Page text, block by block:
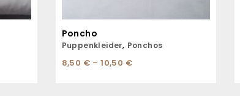
Poncho
Puppenkleider, Ponchos
8,50 € –10,50 €